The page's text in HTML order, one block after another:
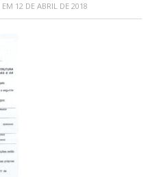
EM 12 DE ABRIL DE 2018